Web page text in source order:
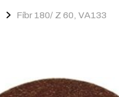
Fíbr 180/ Z 60, VA133